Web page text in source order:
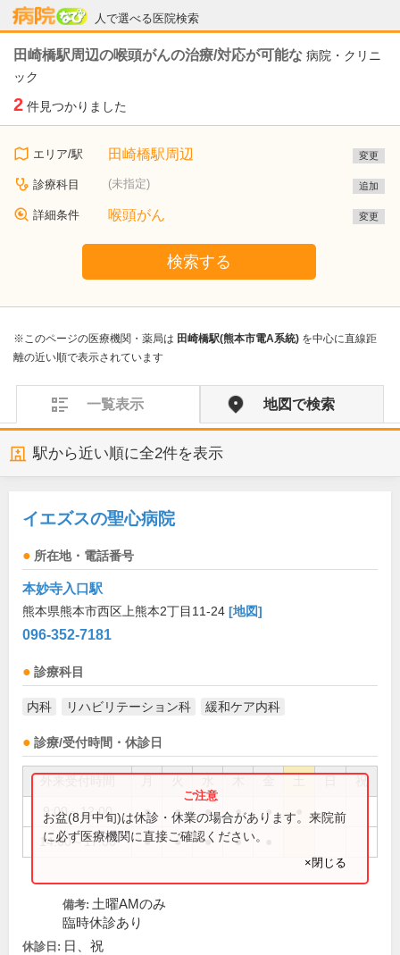
人で選べる医院検索
病院なび
田崎橋駅周辺の喉頭がんの治療/対応が可能な 病院・クリニ
ック
2 件見つかりました
エリア/駅 田崎橋駅周辺 変更
診療科目 (未指定) 追加
詳細条件 喉頭がん 変更
検索する
※このページの医療機関・薬局は 田崎橋駅(熊本市電A系統) を中心に直線距
離の近い順で表示されています
一覧表示 地図で検索
駅から近い順に全2件を表示
イエズスの聖心病院
所在地・電話番号
本妙寺入口駅
熊本県熊本市西区上熊本2丁目11-24 [地図]
096-352-7181
診療科目
内科 リハビリテーション科 緩和ケア内科
診療/受付時間・休診日
祝
9:00～12:00 ● ● ● ● ●
14:00～17:00 ● ● ● ●
お盆(8月中旬)は休診・休業の場合があります。来院前
に必ず医療機関に直接ご確認ください。
×閉じる
備考: 土曜AMのみ
臨時休診あり
休診日: 日、祝